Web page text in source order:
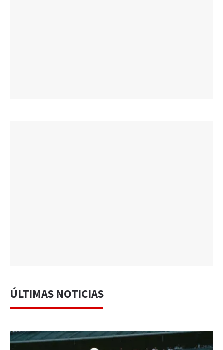
ÚLTIMAS NOTICIAS